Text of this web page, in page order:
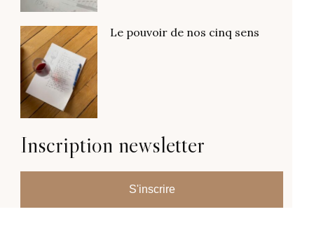
Le pouvoir de nos cinq sens
Inscription newsletter
S'inscrire